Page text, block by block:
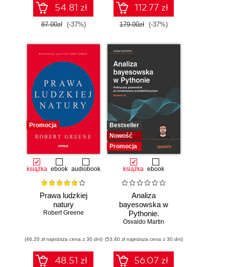
54.81 zł
87.00zł (-37%)
112.77 zł
179.00zł (-37%)
Promocja
książka ebook audiobook
Prawa ludzkiej
natury
Robert Greene
(46,20 zł najniższa cena z 30 dni)
48.51 zł
Bestseller
Nowość
Promocja
książka ebook
Analiza
bayesowska w
Pythonie.
Praktyczny
modelowaniu
probabilistycznym.
Wydanie III
Osvaldo Martin
(53,40 zł najniższa cena z 30 dni)
56.07 zł